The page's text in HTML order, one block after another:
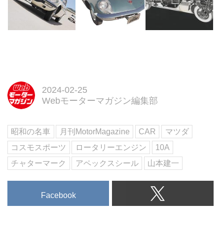
2024-02-25
Webモーターマガジン編集部
昭和の名車 月刊MotorMagazine CAR
マツダ
コスモスポーツ
ロータリーエンジン
10A
チャターマーク
アペックスシール 山本建一
Facebook